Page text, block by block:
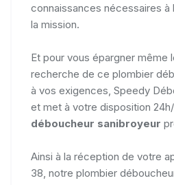
connaissances nécessaires à
la mission.
Et pour vous épargner même
recherche de ce plombier
à vos exigences, Speedy
et met à votre disposition
déboucheur sanibroyeur
Ainsi à la réception de votre
38, notre plombier